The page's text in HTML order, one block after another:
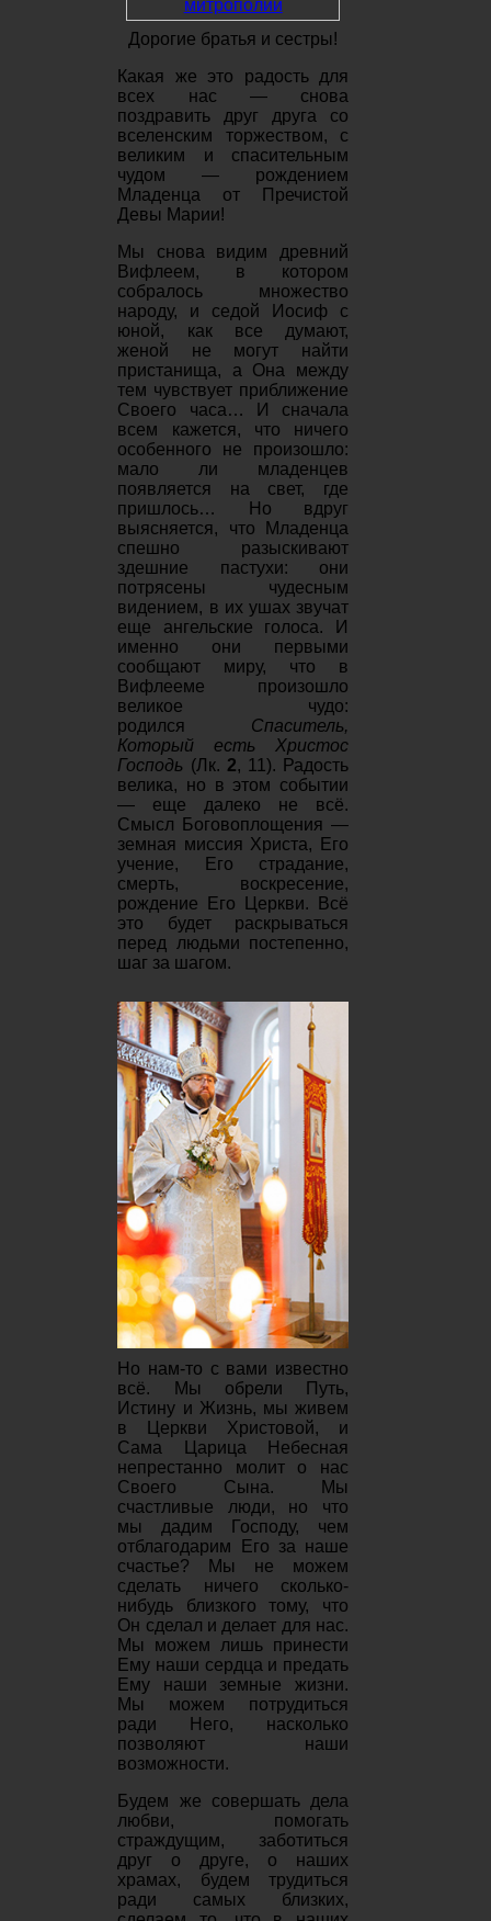
Дорогие братья и сестры!
Какая же это радость для
всех нас — снова
поздравить друг друга со
вселенским торжеством, с
великим и спасительным
чудом — рождением
Младенца от Пречистой
Девы Марии!
Мы снова видим древний
Вифлеем, в котором
собралось множество
народу, и седой Иосиф с
юной, как все думают,
женой не могут найти
пристанища, а Она между
тем чувствует приближение
Своего часа… И сначала
всем кажется, что ничего
особенного не произошло:
мало ли младенцев
появляется на свет, где
пришлось… Но вдруг
выясняется, что Младенца
спешно разыскивают
здешние пастухи: они
потрясены чудесным
видением, в их ушах звучат
еще ангельские голоса. И
именно они первыми
сообщают миру, что в
Вифлееме произошло
великое чудо:
родился Спаситель,
Который есть Христос
Господь (Лк. 2, 11). Радость
велика, но в этом событии
— еще далеко не всё.
Смысл Боговоплощения —
земная миссия Христа, Его
учение, Его страдание,
смерть, воскресение,
рождение Его Церкви. Всё
это будет раскрываться
перед людьми постепенно,
шаг за шагом.
Но нам-то с вами известно
всё. Мы обрели Путь,
Истину и Жизнь, мы живем
в Церкви Христовой, и
Сама Царица Небесная
непрестанно молит о нас
Своего Сына. Мы
счастливые люди, но что
мы дадим Господу, чем
отблагодарим Его за наше
счастье? Мы не можем
сделать ничего сколько-
нибудь близкого тому, что
Он сделал и делает для нас.
Мы можем лишь принести
Ему наши сердца и предать
Ему наши земные жизни.
Мы можем потрудиться
ради Него, насколько
позволяют наши
возможности.
Будем же совершать дела
любви, помогать
страждущим, заботиться
друг о друге, о наших
храмах, будем трудиться
ради самых близких,